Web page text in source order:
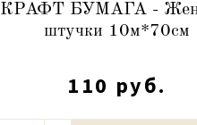
КРАФТ БУМАГА -
штучки 10м*70см
110 руб.